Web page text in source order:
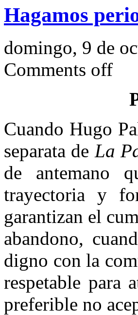
Hagamos
domingo, 9 de
Comments off
Cuando Hugo
separata de La
de antemano
trayectoria y
garantizan el
abandono,
digno con la
respetable para
preferible no